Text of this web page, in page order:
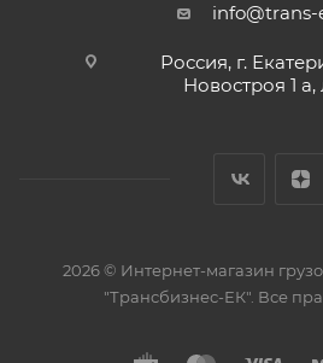
info@trans-
Россия, г.
Новостроя 1 а,
2026 © Интернет-магазин
"Трансбизнес-ЕК" . Все